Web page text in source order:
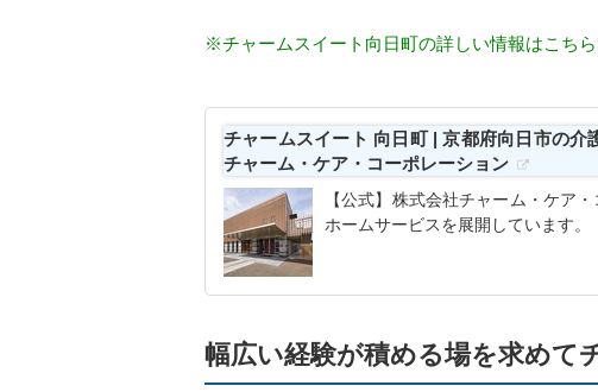
※チャームスイート向日町の詳しい情報はこちら
チャームスイート 向日町 | 京都府向日市の介
チャーム・ケア・コーポレーション
【公式】株式会社チャーム・ケア
ホームサービスを展開しています。
幅広い経験が積める場を求めて